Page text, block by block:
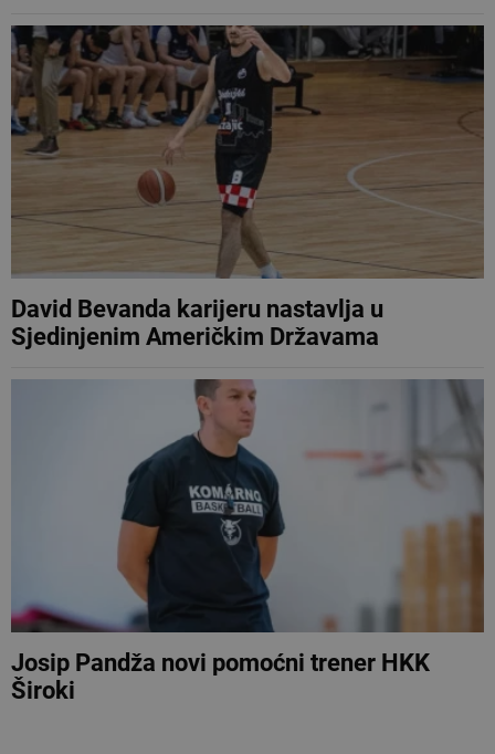
David Bevanda karijeru nastavlja u
Sjedinjenim Američkim Državama
Josip Pandža novi pomoćni trener HKK
Široki